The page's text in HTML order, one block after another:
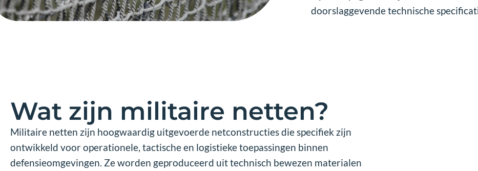
doorslaggevende technische
Wat zijn militaire netten?
Militaire netten zijn hoogwaardig uitgevoerde netconstructies die specifiek zijn
ontwikkeld voor operationele, tactische en logistieke toepassingen binnen
defensieomgevingen. Ze worden geproduceerd uit technisch bewezen materialen